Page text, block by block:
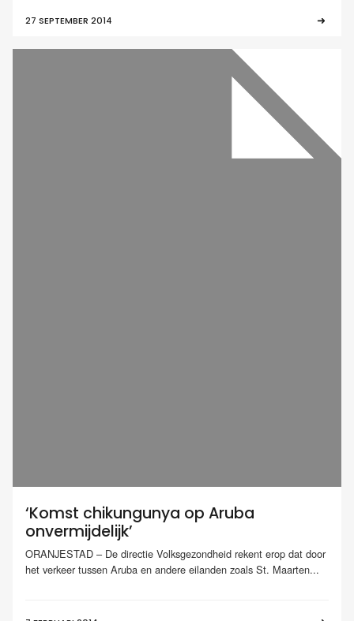
27 SEPTEMBER 2014
‘Komst chikungunya op Aruba
onvermijdelijk’
ORANJESTAD – De directie Volksgezondheid rekent erop dat door
het verkeer tussen Aruba en andere eilanden zoals St. Maarten...